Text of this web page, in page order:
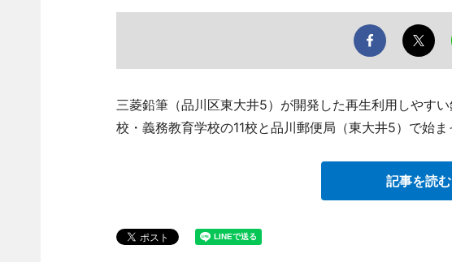
三菱鉛筆（品川区東大井5）が開発した再生利用しやす
校・義務教育学校の11校と品川郵便局（東大井5）で始ま
記事を読む